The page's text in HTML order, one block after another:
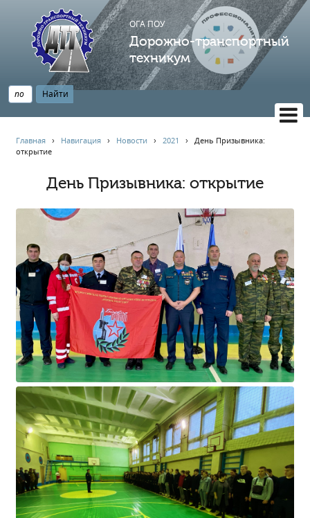
ОГА ПОУ
Дорожно-транспортный
техникум
НАВИГАЦИЯ
Главная
АБИТУРИЕНТУ
Опрос по качеству образования
Новости
Наблюдательный совет
Информация
Независимая оценка качества
Профориентация
Обращения онлайн
Контакты
Региональный центр по профилактике ДДТТ
Учебно-производственный комплекс
Центр карьеры
Противодействие коррупции
Всероссийское чемпионатное движение
Региональная инновационная площадка
Главная › Навигация › Новости ›2021 ›День Призывника:
открытие
День Призывника: открытие